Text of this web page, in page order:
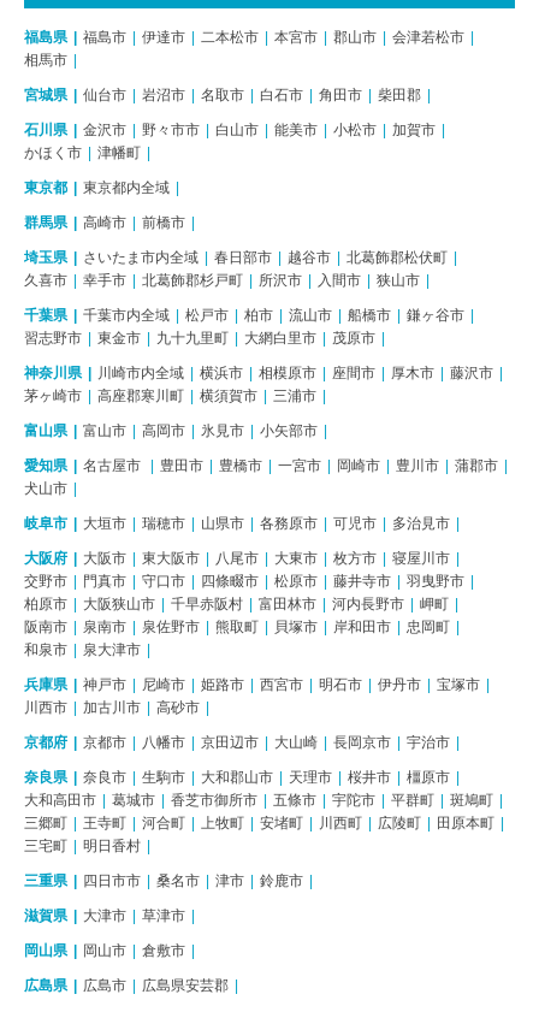
福島県 福島市 伊達市 二本松市 本宮市 郡山市
会津若松市
相馬市
宮城県 仙台市 岩沼市 名取市 白石市 角田市 柴田郡
石川県 金沢市 野々市市 白山市 能美市 小松市
加賀市
かほく市
津幡町
東京都 東京都内全域
群馬県 高崎市 前橋市
埼玉県 さいたま市内全域 春日部市 越谷市
北葛飾郡松伏町
久喜市
幸手市 北葛飾郡杉戸町 所沢市 入間市 狭山市
千葉県 千葉市内全域 松戸市 柏市 流山市 船橋市
鎌ヶ谷市
習志野市
東金市 九十九里町 大網白里市 茂原市
神奈川県 川崎市内全域 横浜市 相模原市 座間市 厚木市
藤沢市
茅ヶ崎市
高座郡寒川町 横須賀市 三浦市
富山県 富山市 高岡市 氷見市 小矢部市
愛知県 名古屋市 豊田市 豊橋市 一宮市 岡崎市 豊川市
蒲郡市
犬山市
岐阜市 大垣市 瑞穂市 山県市 各務原市 可児市 多治見市
大阪府 大阪市 東大阪市 八尾市 大東市 枚方市
寝屋川市
交野市
門真市 守口市 四條畷市 松原市 藤井寺市
羽曳野市
柏原市
大阪狭山市 千早赤阪村 富田林市 河内長野市
岬町
阪南市
泉南市 泉佐野市 熊取町 貝塚市 岸和田市
忠岡町
和泉市
泉大津市
兵庫県 神戸市 尼崎市 姫路市 西宮市 明石市 伊丹市
宝塚市
川西市
加古川市 高砂市
京都府 京都市 八幡市 京田辺市 大山崎 長岡京市 宇治市
奈良県 奈良市 生駒市 大和郡山市 天理市 桜井市
橿原市
大和高田市
葛城市 香芝市御所市 五條市 宇陀市 平群町
斑鳩町
三郷町
王寺町 河合町 上牧町 安堵町 川西町 広陵町
田原本町
三宅町
明日香村
三重県 四日市市 桑名市 津市 鈴鹿市
滋賀県 大津市 草津市
岡山県 岡山市 倉敷市
広島県 広島市 広島県安芸郡